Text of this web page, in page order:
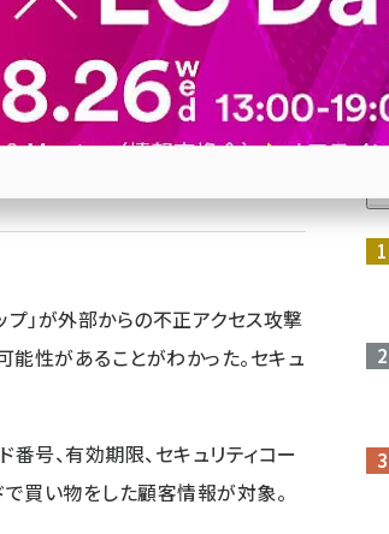
プ」では、個人情報が最大で1万
プ」が外部からの不正アクセス攻撃
性があることがわかった。セキュ
号、有効期限、セキュリティコー
買い物をした顧客情報が対象。